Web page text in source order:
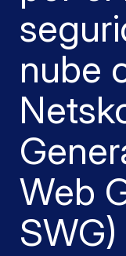
nube
Web
SWG)